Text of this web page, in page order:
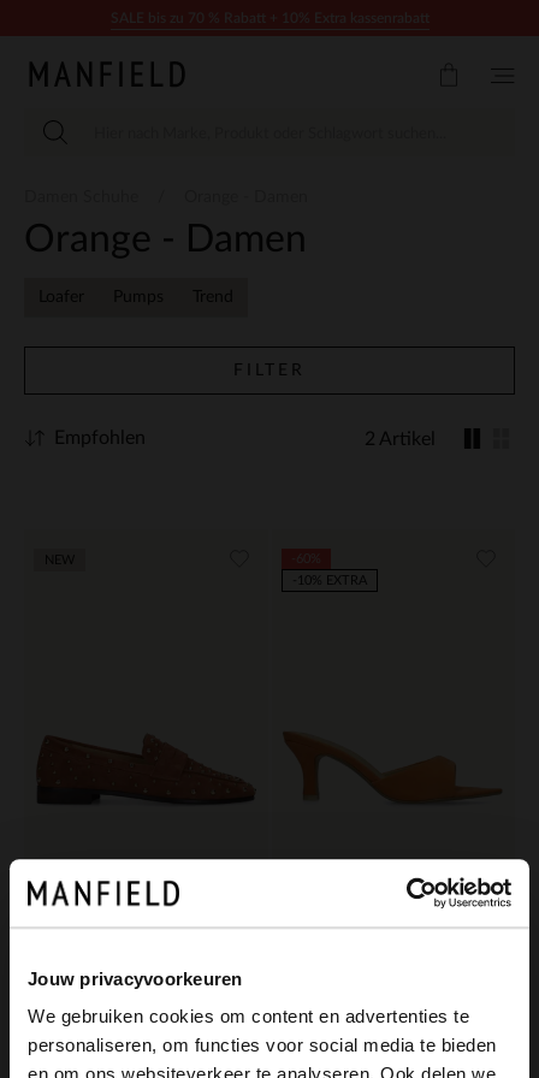
Jouw privacyvoorkeuren
We gebruiken cookies om content en advertenties te
personaliseren, om functies voor social media te bieden
Orange - Damen
Loafer Pumps Trend
FILTER
2 Artikel
Empfohlen
Manfield
Orangefarbene Veloursleder-Loafer mit Nieten Orangefarbene Veloursleder-Pumps
-10% EXTRA